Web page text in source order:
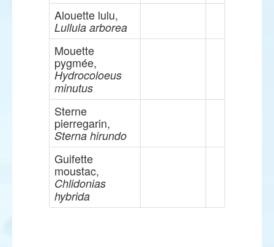
Alouette lulu,
Lullula arborea
Mouette
pygmée,
Hydrocoloeus
minutus
Sterne
pierregarin,
Sterna hirundo
Guifette
moustac,
Chlidonias
hybrida